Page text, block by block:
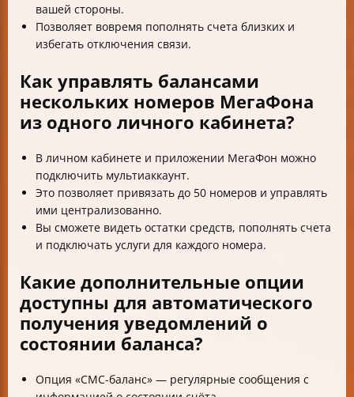
вашей стороны.
Позволяет вовремя пополнять счета близких и
избегать отключения связи.
Как управлять балансами
нескольких номеров МегаФона
из одного личного кабинета?
В личном кабинете и приложении МегаФон можно
подключить мультиаккаунт.
Это позволяет привязать до 50 номеров и управлять
ими централизованно.
Вы сможете видеть остатки средств, пополнять счета
и подключать услуги для каждого номера.
Какие дополнительные опции
доступны для автоматического
получения уведомлений о
состоянии баланса?
Опция «СМС-баланс» — регулярные сообщения с